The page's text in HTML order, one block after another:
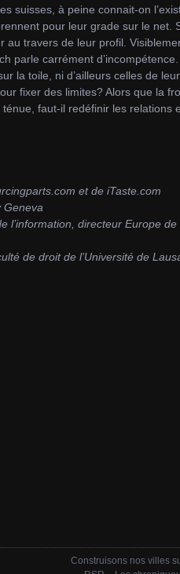
suisses, à peine connait-on
pour leur grade sur le net.
au travers de leur profil.
parle carrément
la toile, ni d’ailleurs celles de
fixer des limites? Alors que la
faut-il redéfinir les relations
et de iTaste.com
Geneva
l’information, directeur Europe
de droit de l’Université de
Construisons nos villes